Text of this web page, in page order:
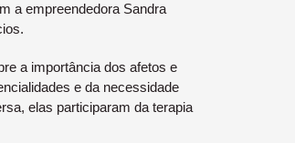
a empreendedora Sandra
a importância dos afetos e
e da necessidade
elas participaram da terapia